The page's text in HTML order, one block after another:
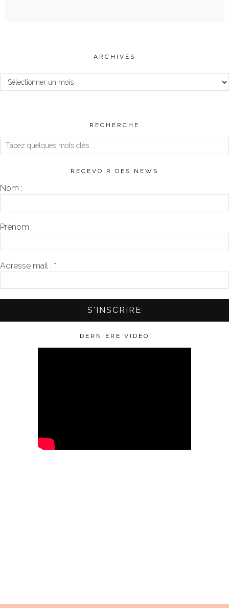
ARCHIVES
Archives
RECHERCHE
RECEVOIR DES NEWS
Nom :
Prénom :
Adresse mail : *
DERNIÈRE VIDÉO